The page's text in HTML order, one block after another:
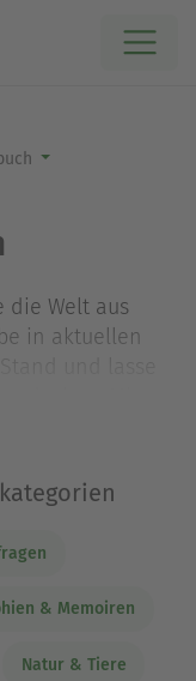
die Welt aus
in aktuellen
Dir eine
bis hin
die
verständlich
& Memoiren
Natur & Tiere